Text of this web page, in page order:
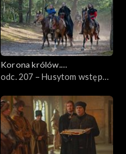
Korona królów.
Jagiellonowie
odc. 207 – Husytom wstęp